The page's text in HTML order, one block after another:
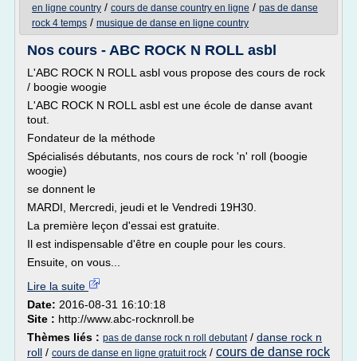
en ligne country / cours de danse country en ligne / pas de danse
rock 4 temps / musique de danse en ligne country
Nos cours - ABC ROCK N ROLL asbl
L'ABC ROCK N ROLL asbl vous propose des cours de rock
/ boogie woogie
L'ABC ROCK N ROLL asbl est une école de danse avant
tout.
Fondateur de la méthode
Spécialisés débutants, nos cours de rock 'n' roll (boogie
woogie)
se donnent le
MARDI, Mercredi, jeudi et le Vendredi 19H30.
La première leçon d'essai est gratuite.
Il est indispensable d'être en couple pour les cours.
Ensuite, on vous...
Lire la suite
Date: 2016-08-31 16:10:18
Site : http://www.abc-rocknroll.be
Thèmes liés : pas de danse rock n roll debutant/ danse rock n
roll / cours de danse en ligne gratuit rock / cours de danse rock